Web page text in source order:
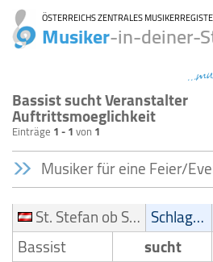
ÖSTERREICHS ZENTRALES
Musiker-in-deiner-
Bassist sucht Veranstalter
Auftrittsmoeglichkeit
Einträge 1 - 1von 1
Musiker für eine Feier/
St. Stefan ob Stainz
Schlager
Bassist
sucht